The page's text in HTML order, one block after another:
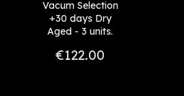
Vacum Selection
+30 days Dry
Aged - 3 units.
€122.00